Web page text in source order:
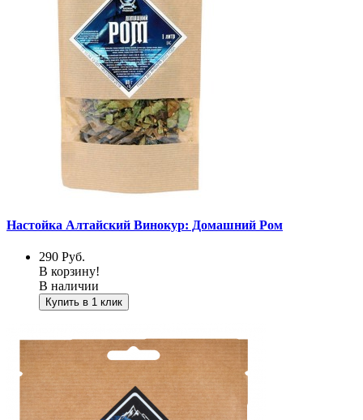
Настойка Алтайский Винокур: Домашний Ром
290 Руб.
В корзину!
В наличии
Купить в 1 клик